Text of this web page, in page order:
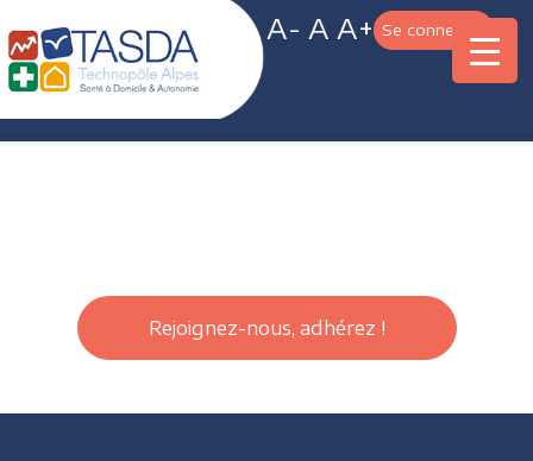
A- A A+ Se connecter
Rejoignez-nous, adhérez !